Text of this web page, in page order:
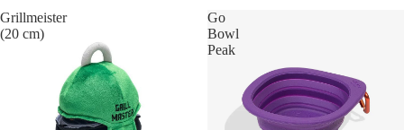
Grillmeister
(20 cm)
Go
Bowl
Peak